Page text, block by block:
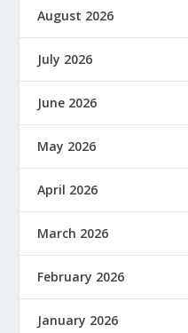
August 2026
July 2026
June 2026
May 2026
April 2026
March 2026
February 2026
January 2026